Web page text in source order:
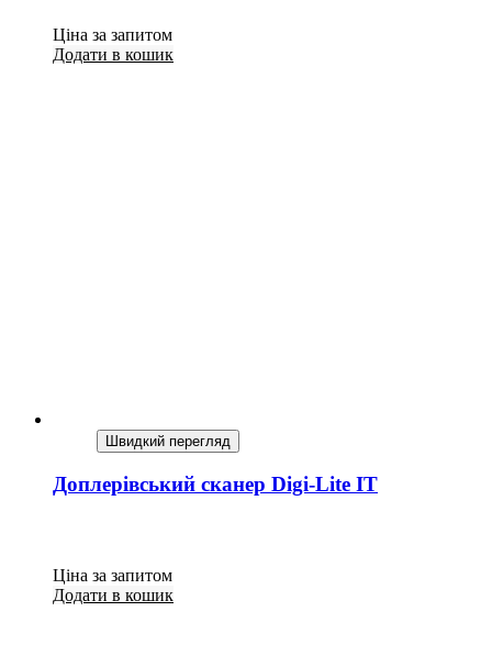
Ціна за запитом
Додати в кошик
Швидкий перегляд
Доплерівський сканер Digi-Lite IT
Ціна за запитом
Додати в кошик